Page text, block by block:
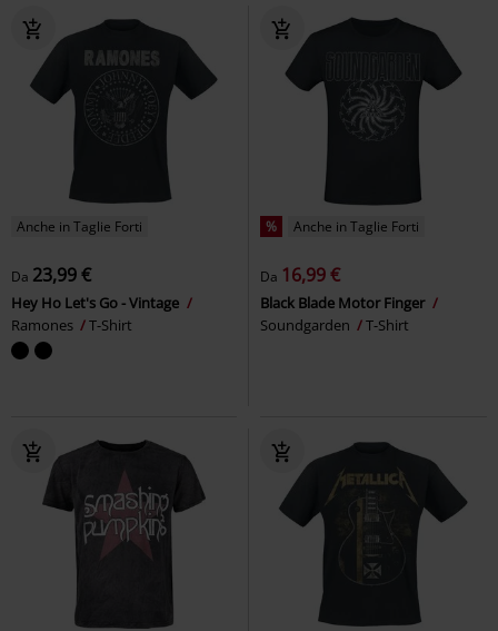
Anche in Taglie Forti
Da 23,99 €
Hey Ho Let's Go - Vintage
Ramones
T-Shirt
% Anche in Taglie Forti
Da 16,99 €
Black Blade Motor Finger
Soundgarden
T-Shirt